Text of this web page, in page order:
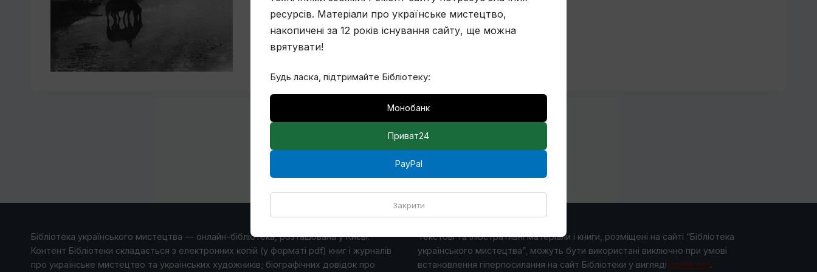
Бібліотека українського мистецтва — онлайн-бібліотека, розташована у Києві.
Контент Бібліотеки складається з електронних копій (у форматі pdf) книг і журналів
про українське мистецтво та українських художників; біографічних довідок про
Текстові та ілюстративні матеріали і книги, розміщені на сайті “Бібліотека
українського мистецтва”, можуть бути використані виключно при умові
встановлення гіперпосилання на сайт Бібліотеки у виглядi uartlib.org.
ресурсів. Матеріали про українське мистецтво,
накопичені за 12 років існування сайту, ще можна
врятувати!
Будь ласка, підтримайте Бібліотеку:
Монобанк
Приват24
PayPal
Закрити